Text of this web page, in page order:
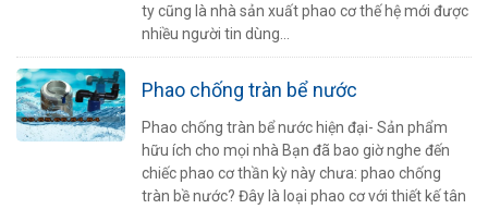
ty cũng là nhà sản xuất phao cơ thế hệ mới được
nhiều người tin dùng...
Phao chống tràn bể nước
Phao chống tràn bể nước hiện đại- Sản phẩm
hữu ích cho mọi nhà Bạn đã bao giờ nghe đến
chiếc phao cơ thần kỳ này chưa: phao chống
tràn bề nước? Đây là loại phao cơ với thiết kế tân